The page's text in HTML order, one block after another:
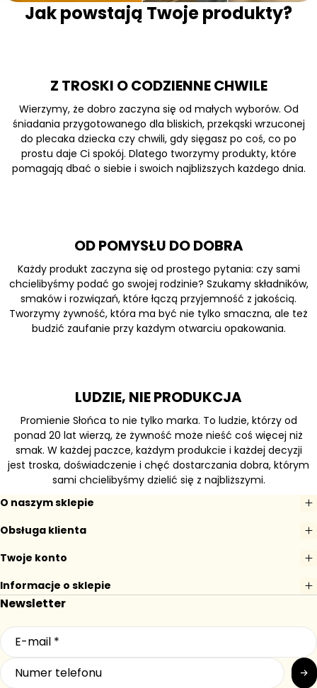
Jak powstają Twoje produkty?
Z TROSKI O CODZIENNE CHWILE
Wierzymy, że dobro zaczyna się od małych wyborów. Od
śniadania przygotowanego dla bliskich, przekąski wrzuconej
do plecaka dziecka czy chwili, gdy sięgasz po coś, co po
prostu daje Ci spokój. Dlatego tworzymy produkty, które
pomagają dbać o siebie i swoich najbliższych każdego dnia.
OD POMYSŁU DO DOBRA
Każdy produkt zaczyna się od prostego pytania: czy sami
chcielibyśmy podać go swojej rodzinie? Szukamy składników,
smaków i rozwiązań, które łączą przyjemność z jakością.
Tworzymy żywność, która ma być nie tylko smaczna, ale też
budzić zaufanie przy każdym otwarciu opakowania.
LUDZIE, NIE PRODUKCJA
Promienie Słońca to nie tylko marka. To ludzie, którzy od
ponad 20 lat wierzą, że żywność może nieść coś więcej niż
smak. W każdej paczce, każdym produkcie i każdej decyzji
jest troska, doświadczenie i chęć dostarczania dobra, którym
sami chcielibyśmy dzielić się z najbliższymi.
O naszym sklepie
Obsługa klienta
Twoje konto
Informacje o sklepie
Newsletter